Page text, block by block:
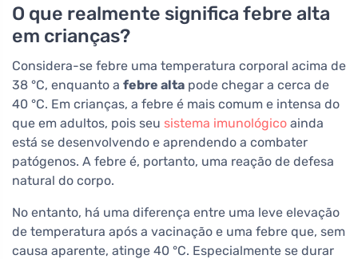
O que realmente significa febre alta
em crianças?
Considera-se febre uma temperatura corporal acima de
38 °C, enquanto a febre alta pode chegar a cerca de
40 °C. Em crianças, a febre é mais comum e intensa do
que em adultos, pois seu sistema imunológico ainda
está se desenvolvendo e aprendendo a combater
patógenos. A febre é, portanto, uma reação de defesa
natural do corpo.
No entanto, há uma diferença entre uma leve elevação
de temperatura após a vacinação e uma febre que, sem
causa aparente, atinge 40 °C. Especialmente se durar